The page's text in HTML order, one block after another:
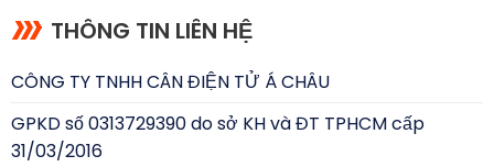
THÔNG TIN LIÊN HỆ
CÔNG TY TNHH CÂN ĐIỆN TỬ Á CHÂU
GPKD số 0313729390 do sở KH và ĐT TPHCM cấp
31/03/2016